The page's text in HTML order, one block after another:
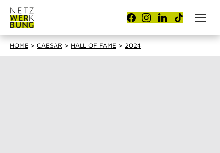
HOME > CAESAR > HALL OF FAME > 2024